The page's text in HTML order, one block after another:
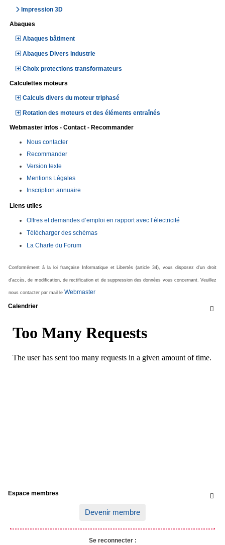
Impression 3D
Abaques
Abaques bâtiment
Abaques Divers industrie
Choix protections transformateurs
Calculettes moteurs
Calculs divers du moteur triphasé
Rotation des moteurs et des éléments entraînés
Webmaster infos - Contact - Recommander
Nous contacter
Recommander
Version texte
Mentions Légales
Inscription annuaire
Liens utiles
Offres et demandes d’emploi en rapport avec l’électricité
Télécharger des schémas
La Charte du Forum
Conformément à la loi française Informatique et Libertés (article 34), vous disposez d'un droit
d'accès, de modification, de rectification et de suppression des données vous concernant. Veuillez
nous contacter par mail le Webmaster

Calendrier

Espace membres
Devenir membre
Se reconnecter :